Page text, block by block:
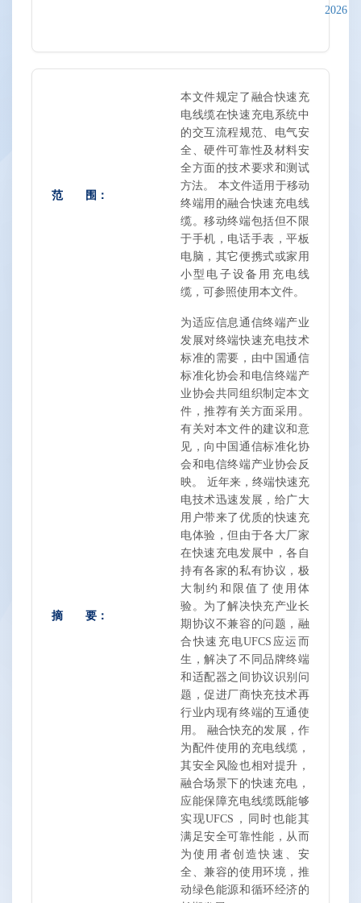
2026
范 围：
本文件规定了融合快速充
电线缆在快速充电系统中
的交互流程规范、电气安
全、硬件可靠性及材料安
全方面的技术要求和测试
方法。 本文件适用于移动
终端用的融合快速充电线
缆。移动终端包括但不限
于手机，电话手表，平板
电脑，其它便携式或家用
小型电子设备用充电线
缆，可参照使用本文件。
摘 要：
为适应信息通信终端产业
发展对终端快速充电技术
标准的需要，由中国通信
标准化协会和电信终端产
业协会共同组织制定本文
件，推荐有关方面采用。
有关对本文件的建议和意
见，向中国通信标准化协
会和电信终端产业协会反
映。 近年来，终端快速充
电技术迅速发展，给广大
用户带来了优质的快速充
电体验，但由于各大厂家
在快速充电发展中，各自
持有各家的私有协议，极
大制约和限值了使用体
验。为了解决快充产业长
期协议不兼容的问题，融
合快速充电UFCS应运而
生，解决了不同品牌终端
和适配器之间协议识别问
题，促进厂商快充技术再
行业内现有终端的互通使
用。 融合快充的发展，作
为配件使用的充电线缆，
其安全风险也相对提升，
融合场景下的快速充电，
应能保障充电线缆既能够
实现UFCS，同时也能其
满足安全可靠性能，从而
为使用者创造快速、安
全、兼容的使用环境，推
动绿色能源和循环经济的